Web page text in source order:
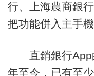
行、上海農商銀
把功能併入主手機
直銷銀行App
年至今，已有至